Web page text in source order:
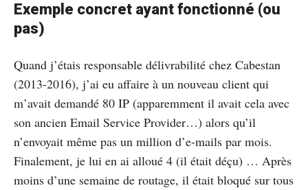
Exemple concret ayant fonctionné (ou
pas)
Quand j’étais responsable délivrabilité chez Cabestan
(2013-2016), j’ai eu affaire à un nouveau client qui
m’avait demandé 80 IP (apparemment il avait cela avec
son ancien Email Service Provider…) alors qu’il
n’envoyait même pas un million d’e-mails par mois.
Finalement, je lui en ai alloué 4 (il était déçu) … Après
moins d’une semaine de routage, il était bloqué sur tous